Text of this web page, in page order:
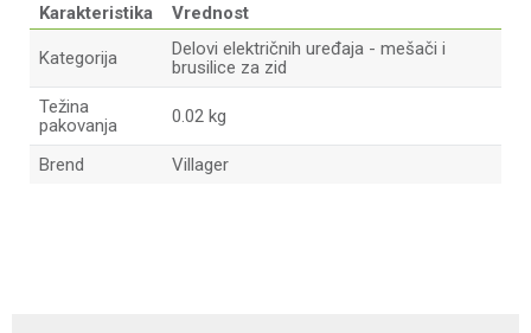
Karakteristika Vrednost
Kategorija
Delovi električnih uređaja - mešači i
brusilice za zid
Težina
pakovanja
0.02 kg
Brend Villager